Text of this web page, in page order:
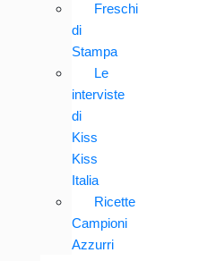
Freschi
di
Stampa
Le
interviste
di
Kiss
Kiss
Italia
Ricette
Campioni
Azzurri